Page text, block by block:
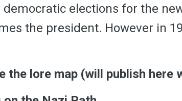
democratic elections for the
the president. However in
the lore map (will publish here